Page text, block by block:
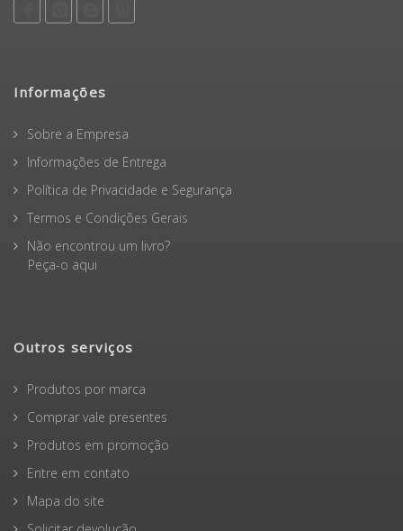
Informações
Sobre a Empresa
Informações de Entrega
Política de Privacidade e Segurança
Termos e Condições Gerais
Não encontrou um livro?
Peça-o aqui
Outros serviços
Produtos por marca
Comprar vale presentes
Produtos em promoção
Entre em contato
Mapa do site